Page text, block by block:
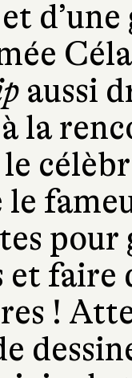
aussi
la
le
et
!